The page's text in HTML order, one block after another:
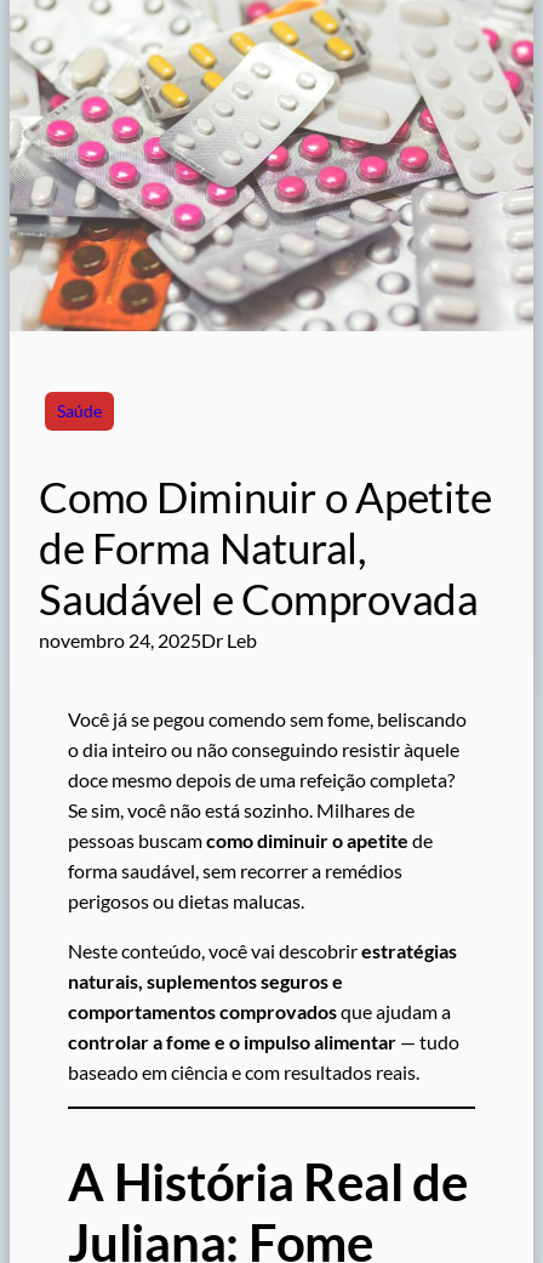
Saúde
Como Diminuir o Apetite
de Forma Natural,
Saudável e Comprovada
novembro 24, 2025Dr Leb
Você já se pegou comendo sem fome, beliscando
o dia inteiro ou não conseguindo resistir àquele
doce mesmo depois de uma refeição completa?
Se sim, você não está sozinho. Milhares de
pessoas buscamcomo diminuir o apetite de
forma saudável, sem recorrer a remédios
perigosos ou dietas malucas.
Neste conteúdo, você vai descobrirestratégias
naturais, suplementos seguros e
comportamentos comprovadosque ajudam a
controlar a fome e o impulso alimentar — tudo
baseado em ciência e com resultados reais.
A História Real de
Juliana: Fome